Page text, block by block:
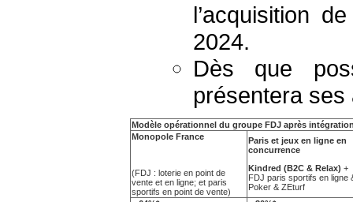
l’acquisition
2024.
Dès que
présentera
Modèle opérationnel du groupe FDJ après
Monopole France
(FDJ : loterie en point de
vente et en ligne; et paris
sportifs en point de vente)
Paris et jeux en ligne en
concurrence
Kindred (B2C & Relax) +
FDJ paris sportifs en ligne
Poker & ZEturf